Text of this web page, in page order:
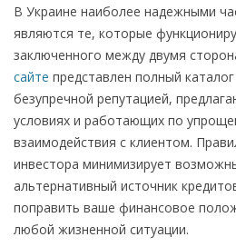
В Украине наиболее надежными
являются те, которые
заключенного между двумя
сайте представлен полный
безупречной репутацией,
условиях и работающих по
взаимодействия с клиентом.
инвестора минимизирует
альтернативный источник
поправить ваше финансовое
любой жизненной ситуации.